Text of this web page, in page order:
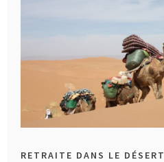
RETRAITE DANS LE DÉSERT